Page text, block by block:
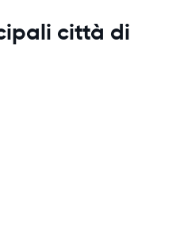
città di